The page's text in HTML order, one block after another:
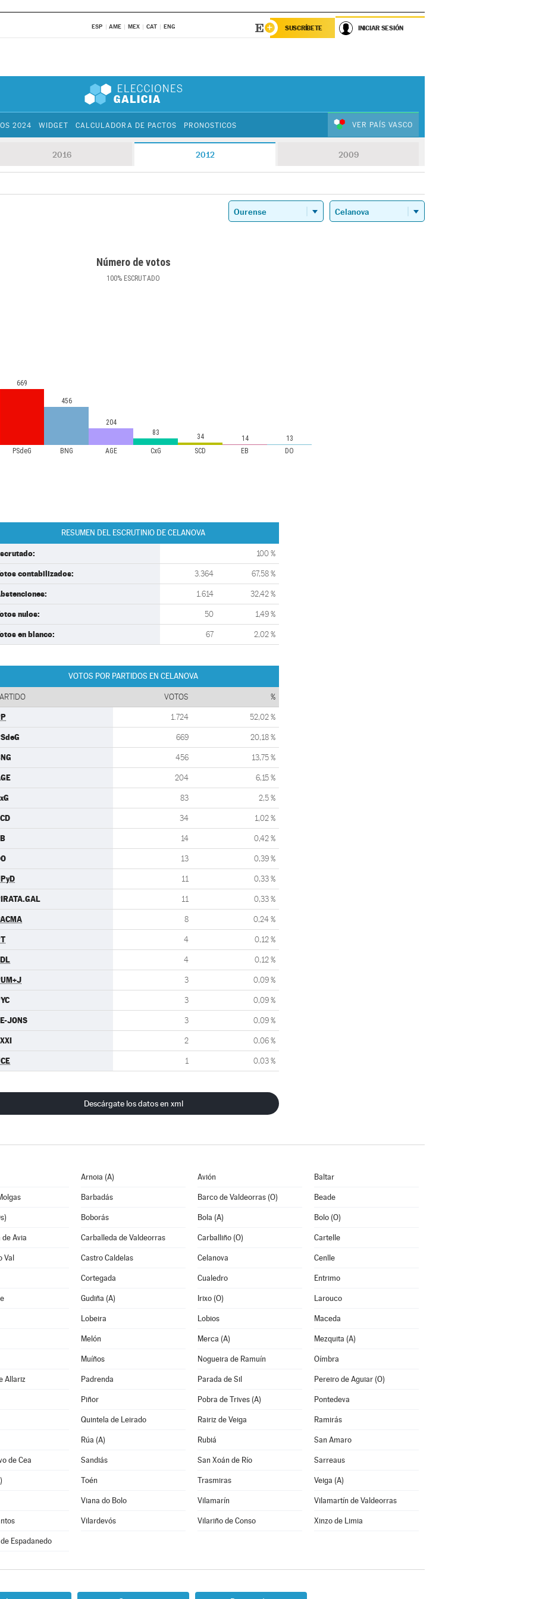
ESP AME MEX CAT ENG SUSCRÍBETE INICIAR SESIÓN
2024 WIDGET CALCULADORA DE PACTOS PRONOSTICOS VER PAÍS VASCO
2016 2012 2009
Número de votos
100% ESCRUTADO
PSdeG BNG AGE CxG SCD EB DO
669
456
204
83
34 14 13
RESUMEN DEL ESCRUTINIO DE CELANOVA
100 %
contabilizados: 3.364 67,58 %
1.614 32,42 %
nulos: 50 1,49 %
en blanco: 67 2,02 %
VOTOS POR PARTIDOS EN CELANOVA
VOTOS %
1.724 52,02 %
669 20,18 %
456 13,75 %
204 6,15 %
83 2,5 %
34 1,02 %
14 0,42 %
13 0,39 %
11 0,33 %
11 0,33 %
8 0,24 %
4 0,12 %
4 0,12 %
3 0,09 %
3 0,09 %
JONS 3 0,09 %
2 0,06 %
1 0,03 %
Descárgate los datos en xml
Arnoia (A) Avión Baltar
Barbadás Barco de Valdeorras (O) Beade
Boborás Bola (A) Bolo (O)
Avia Carballeda de Valdeorras Carballiño (O) Cartelle
Val Castro Caldelas Celanova Cenlle
Cortegada Cualedro Entrimo
Gudiña (A) Irixo (O) Larouco
Lobeira Lobios Maceda
Melón Merca (A) Mezquita (A)
Muíños Nogueira de Ramuín Oímbra
Allariz Padrenda Parada de Sil Pereiro de Aguiar (O)
Piñor Pobra de Trives (A) Pontedeva
Quintela de Leirado Rairiz de Veiga Ramirás
Rúa (A) Rubiá San Amaro
de Cea Sandiás San Xoán de Río Sarreaus
Toén Trasmiras Veiga (A)
Viana do Bolo Vilamarín Vilamartín de Valdeorras
Vilardevós Vilariño de Conso Xinzo de Limia
Espadanedo